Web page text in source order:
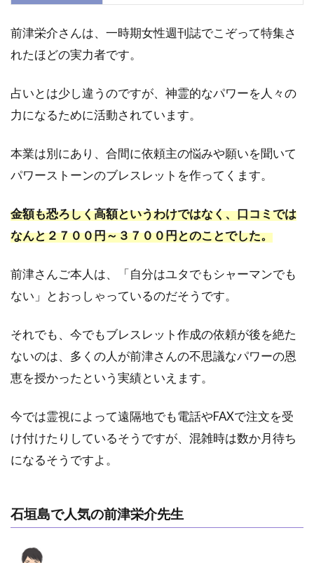
前津栄介さんは、一時期女性週刊誌でこぞって特集さ
れたほどの実力者です。
占いとは少し違うのですが、神霊的なパワーを人々の
力になるために活動されています。
本業は別にあり、合間に依頼主の悩みや願いを聞いて
パワーストーンのブレスレットを作ってくます。
金額も恐ろしく高額というわけではなく、口コミでは
なんと２７００円～３７００円とのことでした。
前津さんご本人は、「自分はユタでもシャーマンでも
ない」とおっしゃっているのだそうです。
それでも、今でもブレスレット作成の依頼が後を絶た
ないのは、多くの人が前津さんの不思議なパワーの恩
恵を授かったという実績といえます。
今では霊視によって遠隔地でも電話やFAXで注文を受
け付けたりしているそうですが、混雑時は数か月待ち
になるそうですよ。
石垣島で人気の前津栄介先生